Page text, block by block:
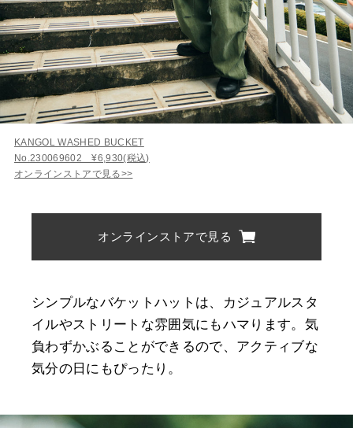
KANGOL WASHED BUCKET
No.230069602 ¥6,930(税込)
オンラインストアで見る>>
オンラインストアで見る
シンプルなバケットハットは、カジュアルスタ
イルやストリートな雰囲気にもハマります。気
負わずかぶることができるので、アクティブな
気分の日にもぴったり。